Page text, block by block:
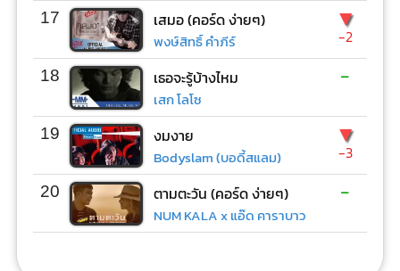
17 เสมอ (คอร์ด ง่ายๆ)
พงษ์สิทธิ์ คำภีร์
▼
-2
18 เธอจะรู้บ้างไหม
เสก โลโซ
-
19 งมงาย
Bodyslam (บอดี้สแลม)
▼
-3
20 ตามตะวัน (คอร์ด ง่ายๆ)
NUM KALA x แอ๊ด คาราบาว
-